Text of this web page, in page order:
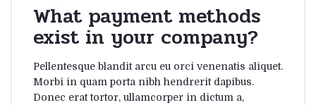
What payment methods
exist in your company?
Pellentesque blandit arcu eu orci venenatis aliquet.
Morbi in quam porta nibh hendrerit dapibus.
Donec erat tortor, ullamcorper in dictum a,